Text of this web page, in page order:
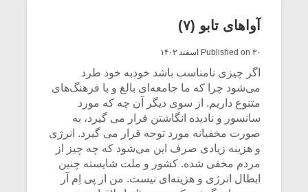
بیانیه خود را خواند.
آواهای تابو (۷)
Published on ۳۰ اسفند ۱۴۰۳
اگر چیزی نامناسب باشد خودبه خود طرد
می‌شود چرا که ما جامعه‌ای بالغ و با فرهنگ‌های
متنوع داریم. از سوی دیگر آن چه که مورد
سانسور و نادیده انگاشتن قرار می گیرد، به
صورت مخفیانه مورد توجه قرار می گیرد. انرژی
و هزینه زیادی صرف این می‌شود که چه چیز از
مردم مخفی شده. کشور و ملت شایسته چنین
ابطال انرژی و هزینه‌ای نیست. من از پی اِم آر
اگر نمی توانی
مشهورترین باشی،